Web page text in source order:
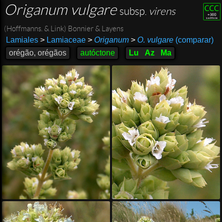
Origanum vulgare subsp. virens
(Hoffmanns. & Link) Bonnier & Layens
Lamiales >Lamiaceae > Origanum > O. vulgare(comparar)
orégão, orégãos
autóctone Lu Az Ma